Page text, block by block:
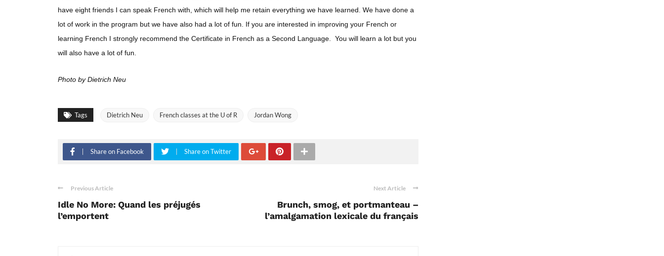
have eight friends I can speak French with, which will help me retain everything we have learned. We have done a
lot of work in the program but we have also had a lot of fun. If you are interested in improving your French or
learning French I strongly recommend the Certificate in French as a Second Language. You will learn a lot but you
will also have a lot of fun.
Photo by Dietrich Neu
Tags Dietrich Neu French classes at the U of R Jordan Wong
Share on Facebook Share on Twitter
Previous Article
Idle No More: Quand les préjugés
l’emportent
Next Article
Brunch, smog, et portmanteau –
l’amalgamation lexicale du français